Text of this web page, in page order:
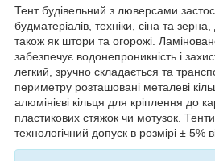
Тент будівельний з люверсами
будматеріалів, техніки, сіна та
також як штори та огорожі.
забезпечує водонепроникність і
легкий, зручно складається та
периметру розташовані металеві
алюмінієві кільця для кріплення до
пластикових стяжок чи мотузок.
технологічний допуск в розмірі ± 5%